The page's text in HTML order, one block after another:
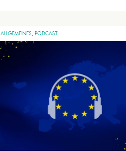
ALLGEMEINES, PODCAST